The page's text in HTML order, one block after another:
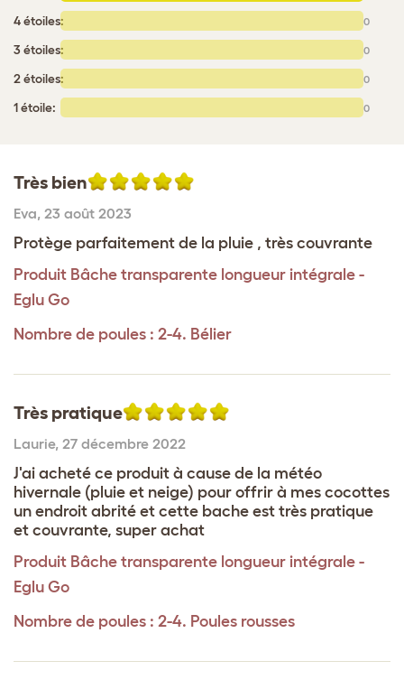
4 étoiles: 0
3 étoiles: 0
2 étoiles: 0
1 étoile: 0
Très bien
Eva, 23 août 2023
Protège parfaitement de la pluie , très couvrante
Produit Bâche transparente longueur intégrale -
Eglu Go
Nombre de poules : 2-4. Bélier
Très pratique
Laurie, 27 décembre 2022
J'ai acheté ce produit à cause de la météo
hivernale (pluie et neige) pour offrir à mes cocottes
un endroit abrité et cette bache est très pratique
et couvrante, super achat
Produit Bâche transparente longueur intégrale -
Eglu Go
Nombre de poules : 2-4. Poules rousses